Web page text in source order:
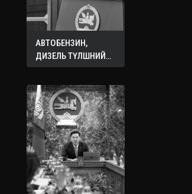
АВТОБЕНЗИН,
ДИЗЕЛЬ ТҮЛШНИЙ
ОНЦГОЙ АЛБАН